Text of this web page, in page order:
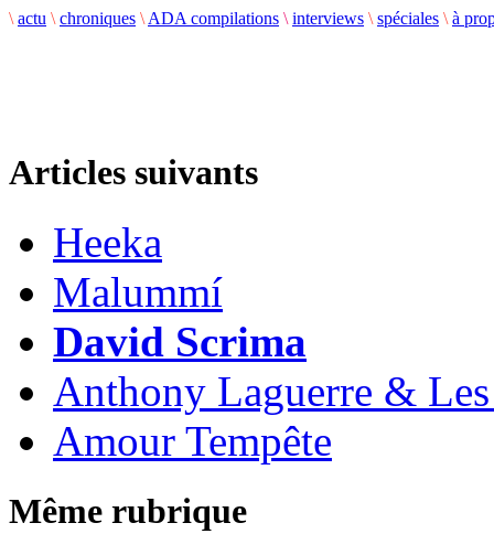
\ actu \ chroniques \ ADA compilations \ interviews \ spéciales \ à
Articles suivants
Heeka
Malummí
David Scrima
Anthony Laguerre &
Amour Tempête
Même rubrique